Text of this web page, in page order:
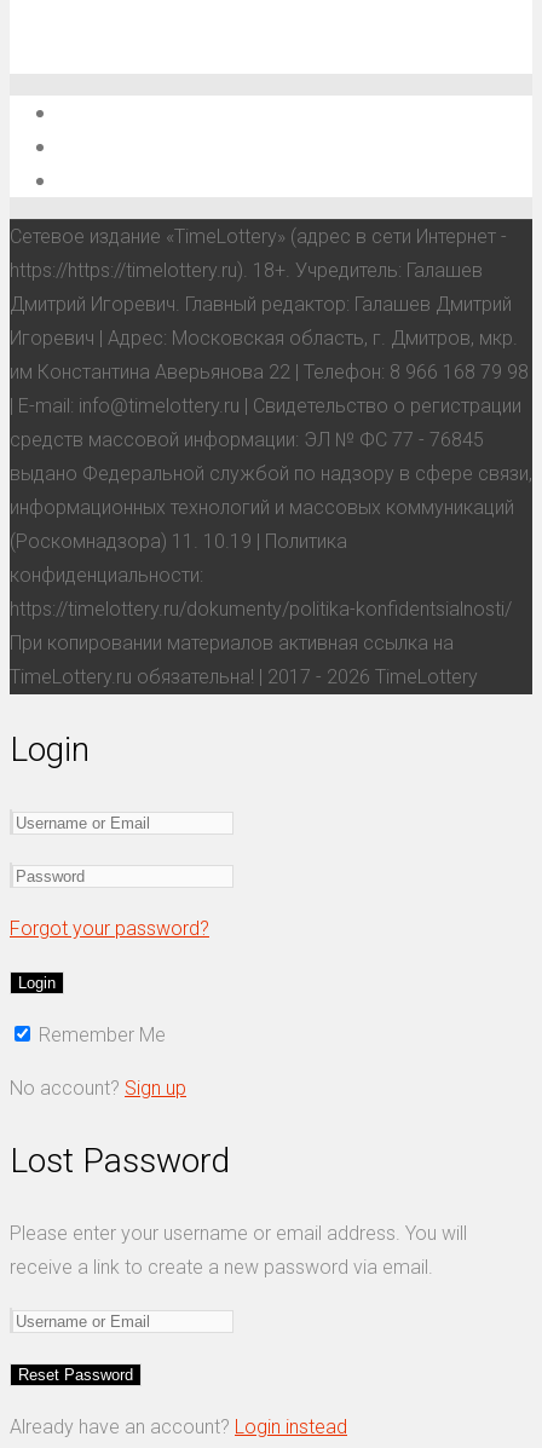
Сетевое издание «TimeLottery» (адрес в сети Интернет -
https://https://timelottery.ru). 18+. Учредитель: Галашев
Дмитрий Игоревич. Главный редактор: Галашев Дмитрий
Игоревич | Адрес: Московская область, г. Дмитров, мкр.
им Константина Аверьянова 22 | Телефон: 8 966 168 79 98
| E-mail: info@timelottery.ru | Свидетельство о регистрации
средств массовой информации: ЭЛ № ФС 77 - 76845
выдано Федеральной службой по надзору в сфере связи,
информационных технологий и массовых коммуникаций
(Роскомнадзора) 11. 10.19 | Политика
конфиденциальности:
https://timelottery.ru/dokumenty/politika-konfidentsialnosti/
При копировании материалов активная ссылка на
TimeLottery.ru обязательна! | 2017 - 2026 TimeLottery
Login
Forgot your password?
Remember Me
No account? Sign up
Lost Password
Please enter your username or email address. You will
receive a link to create a new password via email.
Already have an account? Login instead